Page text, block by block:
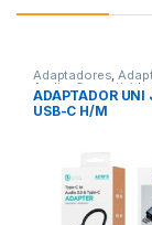
Adaptadores,
Audio,
ADAPTADOR UNI
USB-C H/M